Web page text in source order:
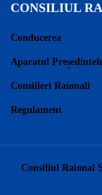
CONSILIUL
Conducerea
Aparatul
Consilieri Raionali
Regulament
Consiliul Raional